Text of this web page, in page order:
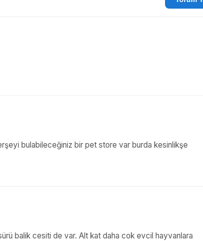
bulabileceğiniz bir pet store var burda kesinlikşe
balik cesiti de var. Alt kat daha cok evcil hayvanlara